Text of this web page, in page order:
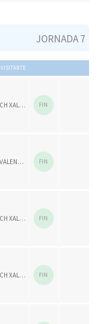
JORNADA 7
VISITANTE
CH XALOC FIN
VALENCIA CH 1924 FIN
CH XALOC FIN
CH XALOC 1993 FIN